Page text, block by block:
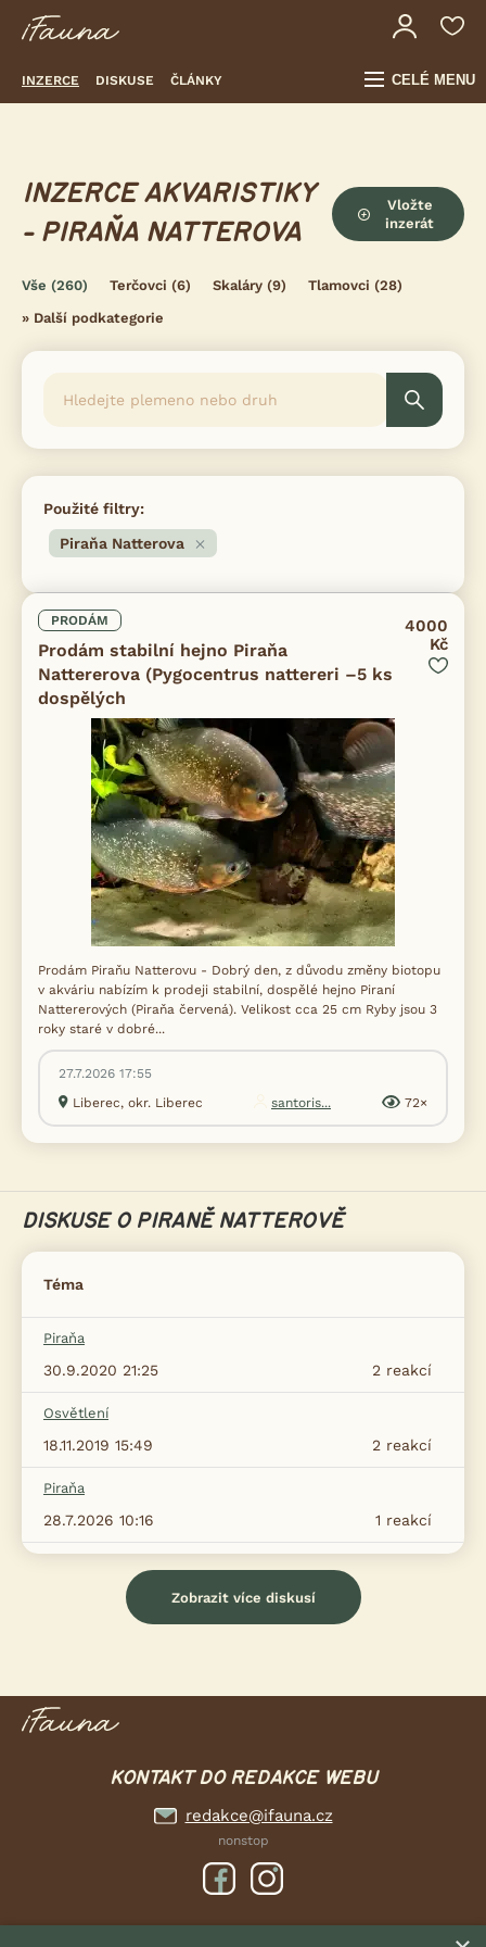
INZERCE DISKUSE ČLÁNKY CELÉ MENU
INZERCE AKVARISTIKY
- PIRAŇA NATTEROVA
Vložte
inzerát
Vše (260) Terčovci (6) Skaláry (9) Tlamovci (28)
» Další podkategorie
Použité filtry:
Piraňa Natterova
PRODÁM
Prodám stabilní hejno Piraňa
Nattererova (Pygocentrus nattereri –5 ks
dospělých
4000
Kč
Prodám Piraňu Natterovu - Dobrý den, z důvodu změny biotopu
v akváriu nabízím k prodeji stabilní, dospělé hejno Piraní
Nattererových (Piraňa červená). Velikost cca 25 cm Ryby jsou 3
roky staré v dobré...
27.7.2026 17:55
Liberec, okr. Liberec
santoris... 72×
DISKUSE O PIRANĚ NATTEROVĚ
Téma
Piraňa
2 reakcí
30.9.2020 21:25
Osvětlení
2 reakcí
18.11.2019 15:49
Piraňa
1 reakcí
28.7.2026 10:16
Zobrazit více diskusí
KONTAKT DO REDAKCE WEBU
redakce@ifauna.cz
nonstop